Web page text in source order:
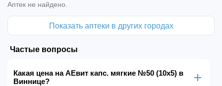
Аптек не найдено.
Показать аптеки в других городах
Частые вопросы
Какая цена на AEвит капс. мягкие №50 (10х5) в
Виннице?